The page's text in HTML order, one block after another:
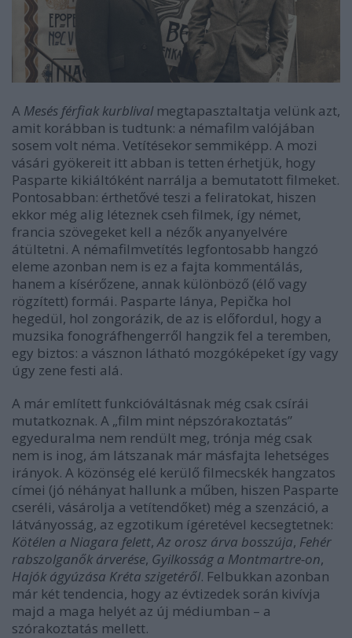
A Mesés férfiak kurblivalmegtapasztaltatja velünk azt,
amit korábban is tudtunk: a némafilm valójában
sosem volt néma. Vetítésekor semmiképp. A mozi
vásári gyökereit itt abban is tetten érhetjük, hogy
Pasparte kikiáltóként narrálja a bemutatott filmeket.
Pontosabban: érthetővé teszi a feliratokat, hiszen
ekkor még alig léteznek cseh filmek, így német,
francia szövegeket kell a nézők anyanyelvére
átültetni. A némafilmvetítés legfontosabb hangzó
eleme azonban nem is ez a fajta kommentálás,
hanem a kísérőzene, annak különböző (élő vagy
rögzített) formái. Pasparte lánya, Pepička hol
hegedül, hol zongorázik, de az is előfordul, hogy a
muzsika fonográfhengerről hangzik fel a teremben,
egy biztos: a vásznon látható mozgóképeket így vagy
úgy zene festi alá.
A már említett funkcióváltásnak még csak csírái
mutatkoznak. A „film mint népszórakoztatás”
egyeduralma nem rendült meg, trónja még csak
nem is inog, ám látszanak már másfajta lehetséges
irányok. A közönség elé kerülő filmecskék hangzatos
címei (jó néhányat hallunk a műben, hiszen Pasparte
cseréli, vásárolja a vetítendőket) még a szenzáció, a
látványosság, az egzotikum ígéretével kecsegtetnek:
Kötélen a Niagara felett,Az orosz árva bosszúja, Fehér
rabszolganők árverése, Gyilkosság a Montmartre-on,
Hajók ágyúzása Kréta szigetéről. Felbukkan azonban
már két tendencia, hogy az évtizedek során kivívja
majd a maga helyét az új médiumban – a
szórakoztatás mellett.